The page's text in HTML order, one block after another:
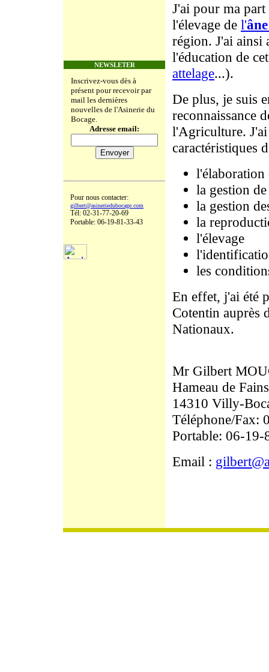
NEWSLETER
Inscrivez-vous dès à
présent pour recevoir par
mail les dernières
nouvelles de l'Asinerie du
Bocage.
Adresse email:
Pour nous contacter:
gilbert@asineriedubocage.com
Tél: 02-31-77-20-69
Portable: 06-19-81-33-43
J'ai pour ma part
l'élevage de l'
région. J'ai ainsi
l'éducation de
attelage...).
De plus, je suis
reconnaissance
l'Agriculture. J'ai
caractéristiques
l'élaboration
la gestion
la gestion
la
l'élevage
les
En effet, j'ai été
Cotentin auprès
Nationaux.
Mr Gilbert
Hameau de Fains
14310 Villy-
Téléphone/Fax:
Portable: 06-
Email :